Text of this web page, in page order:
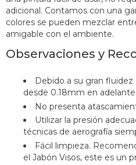
adicional. Contamos con una
colores se pueden mezclar
amigable con el ambiente.
O bservaciones y
Debido a su gran
desde 0.18mm en adelante.
No presenta
Utilizar la presión
técnicas de aerografía
Fácil limpieza.
el Jabón Visos, este es un